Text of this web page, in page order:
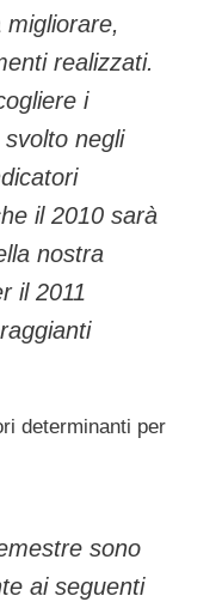
migliorare,
realizzati.
i
negli
il 2010 sarà
nostra
il 2011
determinanti per
sono
ai seguenti